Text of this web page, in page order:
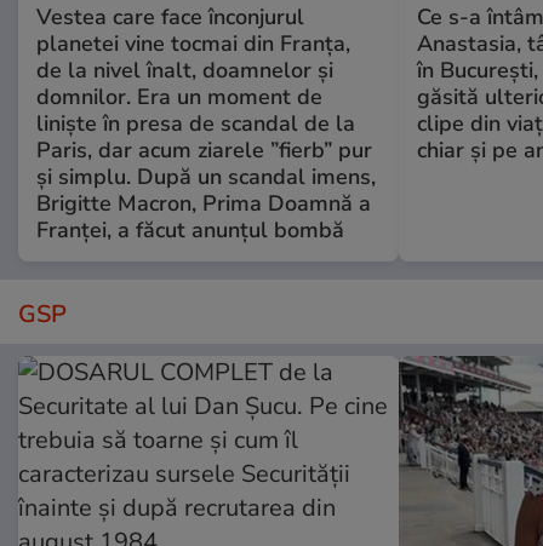
Vestea care face înconjurul
planetei vine tocmai din Franța,
de la nivel înalt, doamnelor și
domnilor. Era un moment de
liniște în presa de scandal de la
Paris, dar acum ziarele ”fierb” pur
și simplu. După un scandal imens,
Brigitte Macron, Prima Doamnă a
Franței, a făcut anunțul bombă
Ce s-a
Anastasia,
în
găsită
clipe din
chiar și pe
GSP